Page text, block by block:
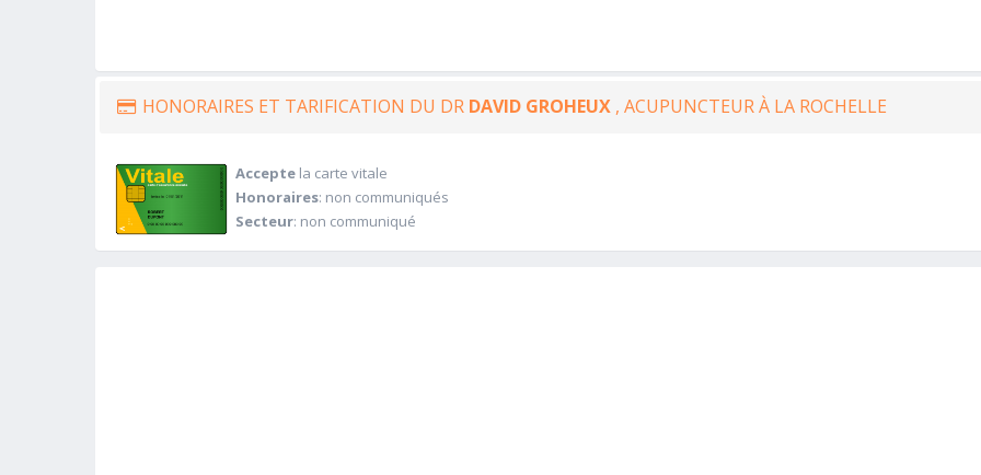
HONORAIRES ET TARIFICATION DU DR DAVID GROHEUX , ACUPUNCTEUR À LA ROCHELLE
Acceptela carte vitale
Honoraires: non communiqués
Secteur: non communiqué